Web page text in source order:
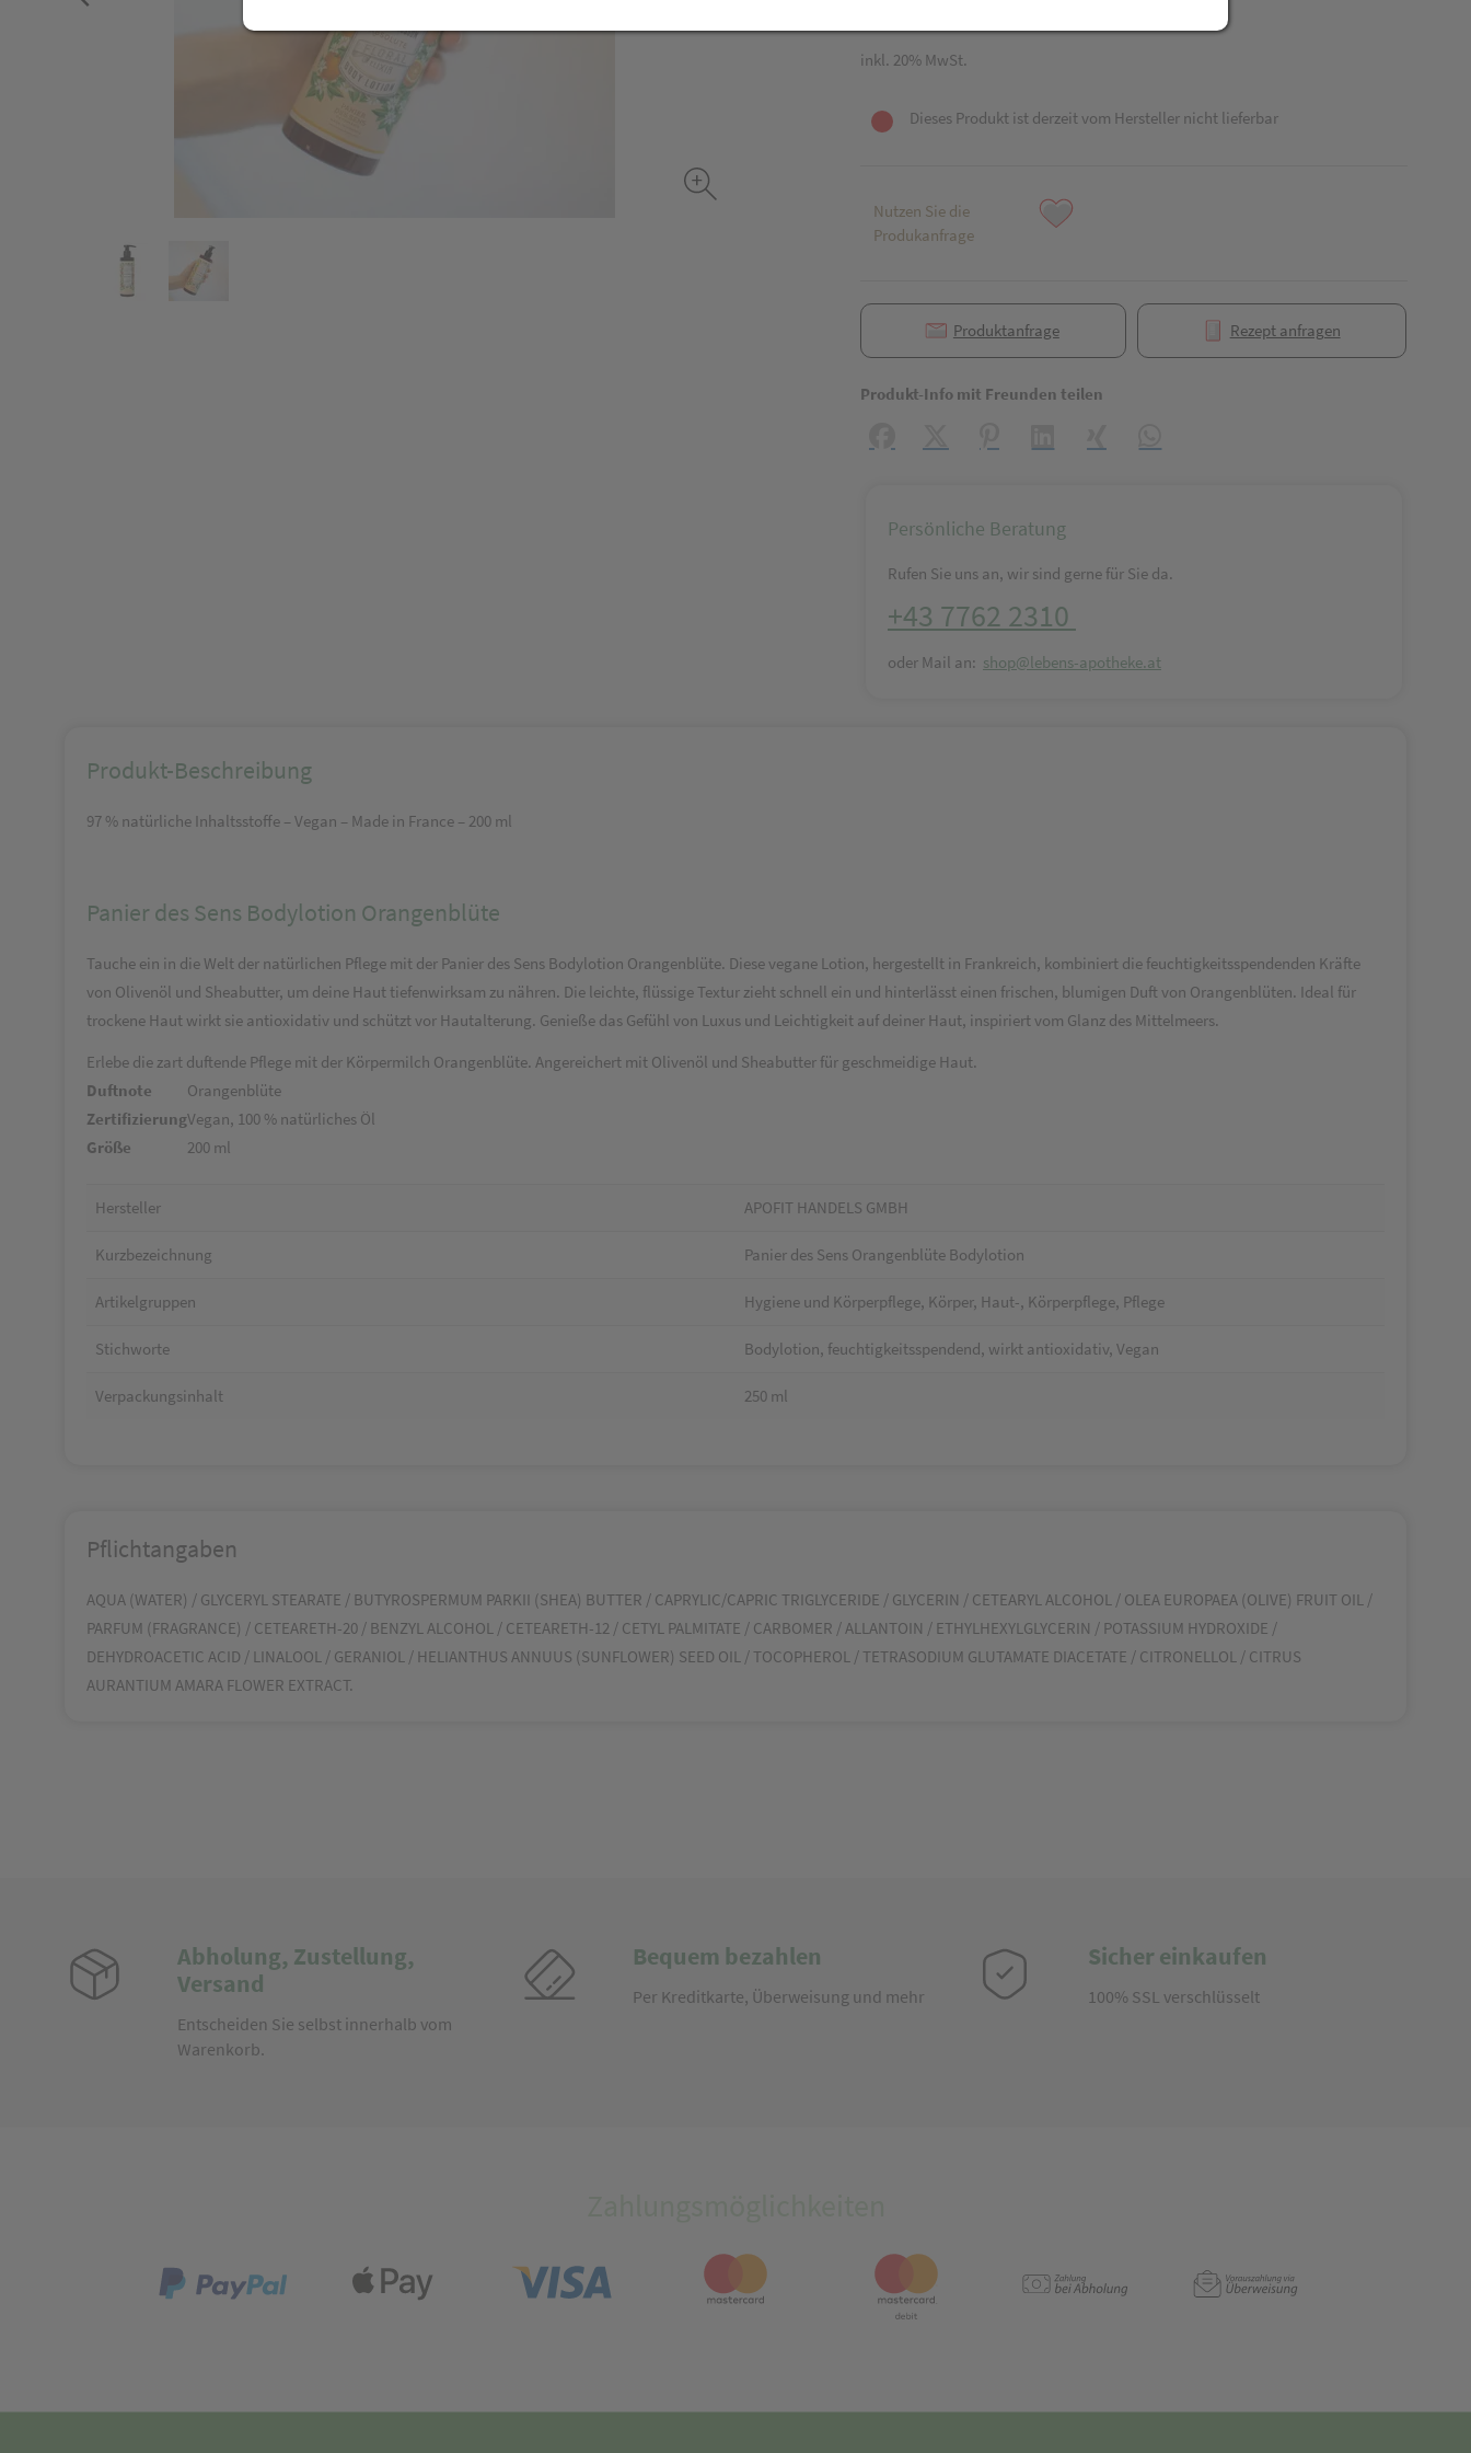
inkl. 20% MwSt.
Dieses Produkt ist derzeit vom Hersteller nicht lieferbar
Nutzen Sie die
Produkanfrage
Produktanfrage Rezept anfragen
Produkt-Info mit Freunden teilen
Persönliche Beratung
Rufen Sie uns an, wir sind gerne für Sie da.
+43 7762 2310
oder Mail an: shop@lebens-apotheke.at
Produkt-Beschreibung
97 % natürliche Inhaltsstoffe – Vegan – Made in France – 200 ml
Panier des Sens Bodylotion Orangenblüte
Tauche ein in die Welt der natürlichen Pflege mit der Panier des Sens Bodylotion Orangenblüte. Diese vegane Lotion, hergestellt in Frankreich, kombiniert die feuchtigkeitsspendenden Kräfte
von Olivenöl und Sheabutter, um deine Haut tiefenwirksam zu nähren. Die leichte, flüssige Textur zieht schnell ein und hinterlässt einen frischen, blumigen Duft von Orangenblüten. Ideal für
trockene Haut wirkt sie antioxidativ und schützt vor Hautalterung. Genieße das Gefühl von Luxus und Leichtigkeit auf deiner Haut, inspiriert vom Glanz des Mittelmeers.
Erlebe die zart duftende Pflege mit der Körpermilch Orangenblüte. Angereichert mit Olivenöl und Sheabutter für geschmeidige Haut.
Duftnote
Orangenblüte
ZertifizierungVegan, 100 % natürliches Öl
Größe
200 ml
Hersteller APOFIT HANDELS GMBH
Kurzbezeichnung Panier des Sens Orangenblüte Bodylotion
Artikelgruppen Hygiene und Körperpflege, Körper, Haut-, Körperpflege, Pflege
Stichworte Bodylotion, feuchtigkeitsspendend, wirkt antioxidativ, Vegan
Verpackungsinhalt 250 ml
Pflichtangaben
AQUA (WATER) / GLYCERYL STEARATE / BUTYROSPERMUM PARKII (SHEA) BUTTER / CAPRYLIC/CAPRIC TRIGLYCERIDE / GLYCERIN / CETEARYL ALCOHOL / OLEA EUROPAEA (OLIVE) FRUIT OIL /
PARFUM (FRAGRANCE) / CETEARETH-20 / BENZYL ALCOHOL / CETEARETH-12 / CETYL PALMITATE / CARBOMER / ALLANTOIN / ETHYLHEXYLGLYCERIN / POTASSIUM HYDROXIDE /
DEHYDROACETIC ACID / LINALOOL / GERANIOL / HELIANTHUS ANNUUS (SUNFLOWER) SEED OIL / TOCOPHEROL / TETRASODIUM GLUTAMATE DIACETATE / CITRONELLOL / CITRUS
AURANTIUM AMARA FLOWER EXTRACT.
Abholung, Zustellung,
Versand
Entscheiden Sie selbst innerhalb vom
Warenkorb.
Bequem bezahlen
Per Kreditkarte, Überweisung und mehr
Sicher einkaufen
100% SSL verschlüsselt